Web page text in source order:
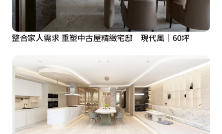
椅作為客、餐廳開放介面的區隔因子。透過開放式吧台做
為餐、廚之間的界定變化，同時增加空間豐富的使用機能
特質。
  私密區域部分，小孩房空間設計師將門做方向上的變動
設計，藉由客房的光源引入臥眠區域，利用天花弧形的造
型鋪排、活潑的顏色安排，將孩子的天真童趣表達完整。
主臥整體顏色取同色系安排，僅利用深、或淺作空間的焦
點鋪排，規置出空間細膩精緻的休憩氛圍。
整合家人需求 重塑中古屋精緻宅邸｜現代風｜60坪